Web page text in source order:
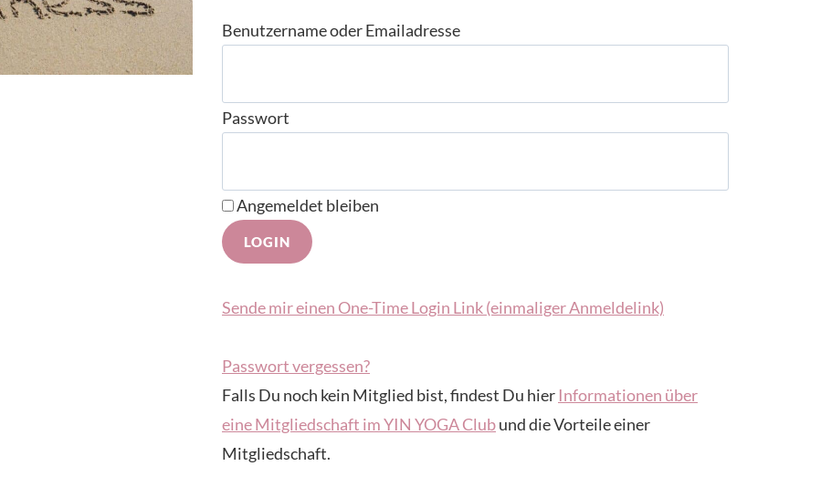
Benutzername oder Emailadresse
Passwort
Angemeldet bleiben
Sende mir einen One-Time Login Link (einmaliger Anmeldelink)
Passwort vergessen?
Falls Du noch kein Mitglied bist, findest Du hier Informationen über
eine Mitgliedschaft im YIN YOGA Clubund die Vorteile einer
Mitgliedschaft.